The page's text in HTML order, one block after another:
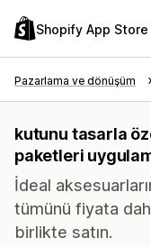
Shopify App Store
Pazarlama ve dönüşüm
kutunu tasarla
paketleri
İdeal
tümünü fiyata
birlikte satın.